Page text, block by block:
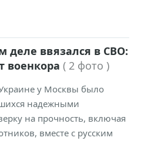
деле ввязался в СВО:
военкора ( 2 фото )
у Москвы было
надежными
на прочность, включая
вместе с русским